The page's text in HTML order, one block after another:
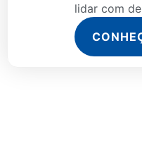
lidar com